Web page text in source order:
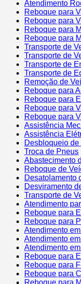
Atendimento
Reboque para
Reboque para
Reboque para
Reboque para
Transporte de
Transporte de
Transporte de
Transporte de
Remoção de
Reboque para
Reboque para
Reboque para
Reboque para
Assistência
Assistência
Desbloqueio de
Troca de Pneus
Abastecimento
Reboque de
Desatolamento
Desviramento
Transporte de
Atendimento
Reboque para
Reboque para
Atendimento
Atendimento
Atendimento
Reboque para
Reboque para
Reboque para